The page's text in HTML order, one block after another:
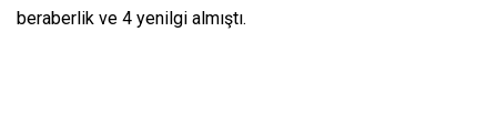
beraberlik ve 4 yenilgi almıştı.